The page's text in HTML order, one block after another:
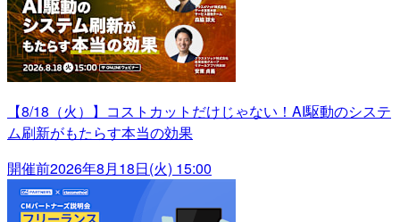
【8/18（火）】コストカットだけじゃない！AI駆動のシステ
ム刷新がもたらす本当の効果
開催前2026年8月18日(火) 15:00